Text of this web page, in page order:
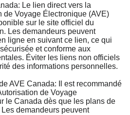
Le lien direct vers la
de Voyage Électronique (AVE)
sur le site officiel du
Les demandeurs peuvent
ligne en suivant ce lien, ce qui
et conforme aux
Éviter les liens non officiels
des informations personnelles.
AVE Canada: Il est recommandé
de Voyage
le Canada dès que les plans de
demandeurs peuvent